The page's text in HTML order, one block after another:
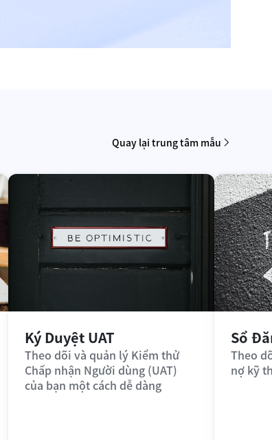
Quay lại trung tâm mẫu
Ký Duyệt UAT
Theo dõi và quản lý Kiểm thử
Chấp nhận Người dùng (UAT)
của bạn một cách dễ dàng
Sổ
Theo
nợ kỹ